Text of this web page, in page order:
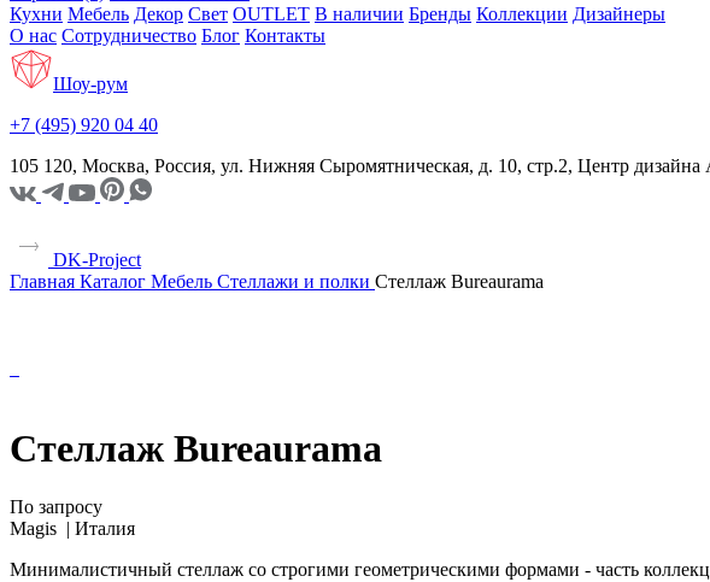
Кухни Мебель Декор Свет OUTLET В наличии Бренды Коллекции Дизайнеры
О нас Сотрудничество Блог Контакты
Шоу-рум
+7 (495) 920 04 40
105 120, Москва, Россия, ул. Нижняя Сыромятническая, д. 10, стр.2, Центр
DK-Project
Главная Каталог Мебель Стеллажи и полки Стеллаж Bureaurama
Стеллаж Bureaurama
По запросу
Magis | Италия
Минималистичный стеллаж со строгими геометрическими формами - часть